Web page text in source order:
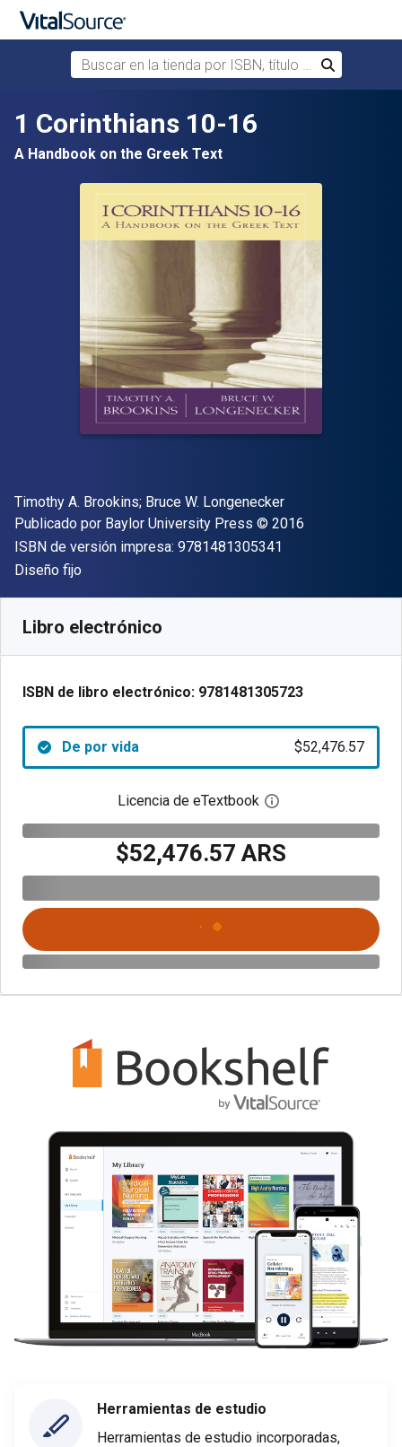
Saltar al contenido principal
Buscar en la tienda por ISBN, título o autor
Buscar
1 Corinthians 10-16
A Handbook on the Greek Text
Autor(es)
Timothy A. Brookins; Bruce W. Longenecker
Editor
Publicado por Baylor University Press Copyright
© 2016
ISBN de versión impresa: 9781481305341
Formato
Diseño fijo
Libro electrónico
ISBN de libro electrónico: 9781481305723
De por vida $52,476.57
Licencia de eTextbook Abre el cuadro de
$52,476.57 ARS
Herramientas de estudio
Herramientas de estudio incorporadas,